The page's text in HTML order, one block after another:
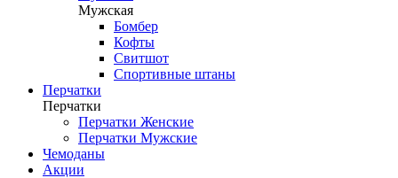
Мужская
Бомбер
Кофты
Свитшот
Спортивные штаны
Перчатки
Перчатки
Перчатки Женские
Перчатки Мужские
Чемоданы
Акции